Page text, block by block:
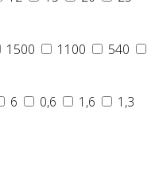
1500 1100
540
6 0,6 1,6
1,3